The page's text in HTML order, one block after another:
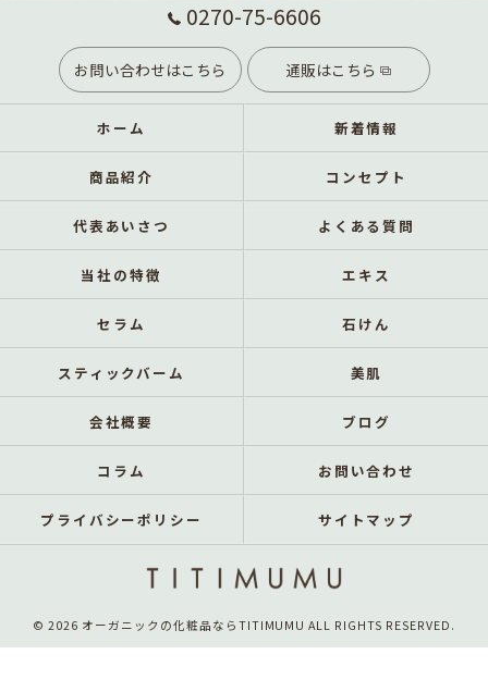
0270-75-6606
お問い合わせはこちら 通販はこちら
ホーム 新着情報
商品紹介 コンセプト
代表あいさつ よくある質問
当社の特徴 エキス
セラム 石けん
スティックバーム 美肌
会社概要 ブログ
コラム お問い合わせ
プライバシーポリシー サイトマップ
© 2026 オーガニックの化粧品ならTITIMUMU ALL RIGHTS RESERVED.